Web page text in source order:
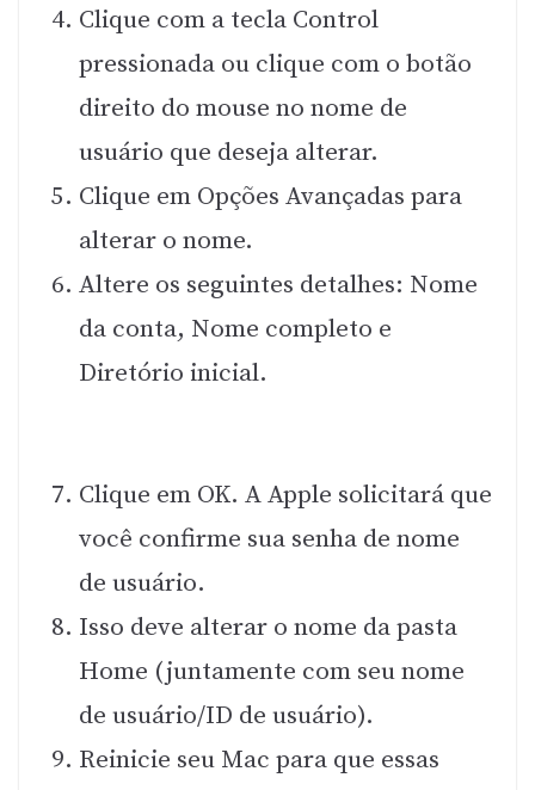
Clique com a tecla Control
pressionada ou clique com o botão
direito do mouse no nome de
usuário que deseja alterar.
Clique em Opções Avançadas para
alterar o nome.
Altere os seguintes detalhes: Nome
da conta, Nome completo e
Diretório inicial.
Clique em OK. A Apple solicitará que
você confirme sua senha de nome
de usuário.
Isso deve alterar o nome da pasta
Home (juntamente com seu nome
de usuário/ID de usuário).
Reinicie seu Mac para que essas